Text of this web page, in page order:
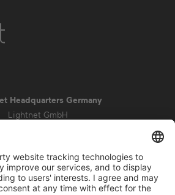
Headquarters Germany
Lightnet GmbH
info@lightnet.de